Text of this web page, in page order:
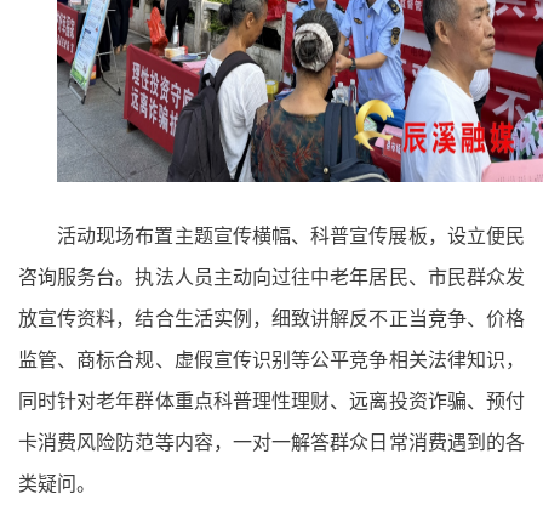
活动现场布置主题宣传横幅、科普宣传展板，设立便民
咨询服务台。执法人员主动向过往中老年居民、市民群众发
放宣传资料，结合生活实例，细致讲解反不正当竞争、价格
监管、商标合规、虚假宣传识别等公平竞争相关法律知识，
同时针对老年群体重点科普理性理财、远离投资诈骗、预付
卡消费风险防范等内容，一对一解答群众日常消费遇到的各
类疑问。